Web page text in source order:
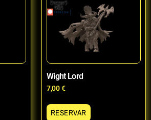
Wight Lord
7,00€
RESERVAR